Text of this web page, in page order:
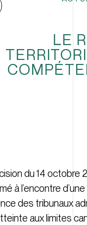
LE
du 14 octobre
à l’encontre
des tribunaux
aux limites